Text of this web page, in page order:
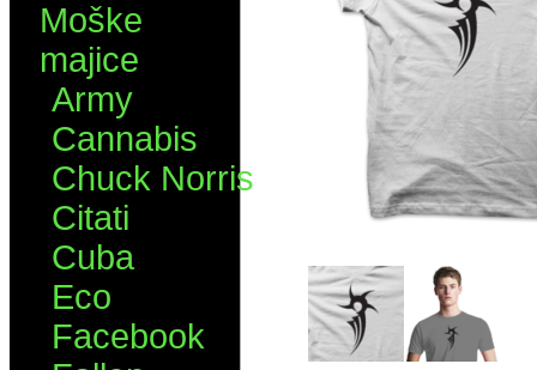
Moške
majice
Army
Cannabis
Chuck Norris
Citati
Cuba
Eco
Facebook